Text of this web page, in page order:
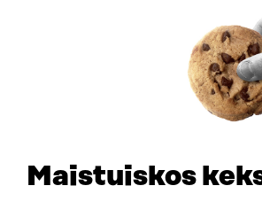
Maistuiskos